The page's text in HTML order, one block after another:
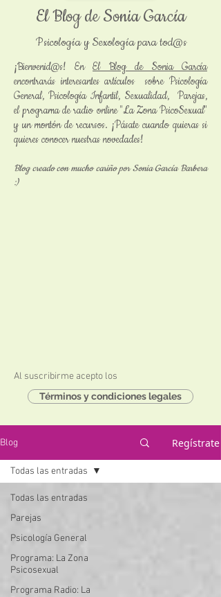
El Blog de Sonia García
Psicología y Sexología para tod@s
¡Bienvenid@s! En El Blog de Sonia García
encontrarás interesantes artículos sobre Psicología
General, Psicología Infantil, Sexualidad, Parejas,
el programa de radio online "La Zona PsicoSexual"
y un montón de recursos. ¡Pásate cuando quieras si
quieres conocer nuestras novedades!
Blog creado con mucho cariño por Sonia García Barbera
:)
Al suscribirme acepto los
Términos y condiciones legales
Blog Regístrate
Todas las entradas
Parejas
Psicología General
Programa: La Zona
Psicosexual
Programa Radio: La
Todas las entradas